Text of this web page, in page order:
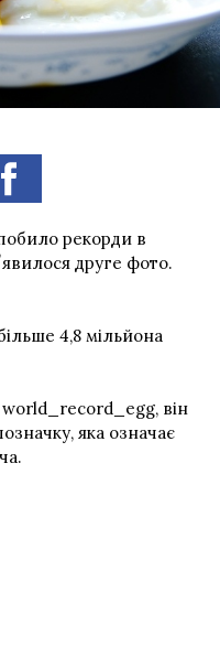
рекорди в
друге фото.
4,8 мільйона
world_record_egg, він
яка означає